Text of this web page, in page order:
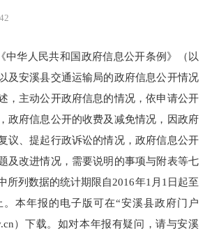
中华人民共和国政府信息公开条例》（以
及安溪县交通运输局的政府信息公开情况
，主动公开政府信息的情况，依申请公开
政府信息公开的收费及减免情况，因政府
议、提起行政诉讼的情况，政府信息公开
及改进情况，需要说明的事项与附表等七
所列数据的统计期限自2016年1 月 1 日起至
本年报的电子版可在“安溪县政府门户
）下载。 如对本年报有疑问，请与安溪